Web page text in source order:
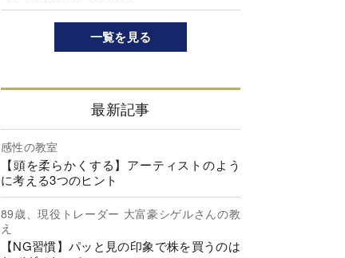
一覧を見る
最新記事
感性の教室
【頭を柔らかくする】アーティストのよう
に考える3つのヒント
89歳、現役トレーダー 大富豪シゲルさんの教
え
【NG習慣】パッと見の印象で株を買うのは